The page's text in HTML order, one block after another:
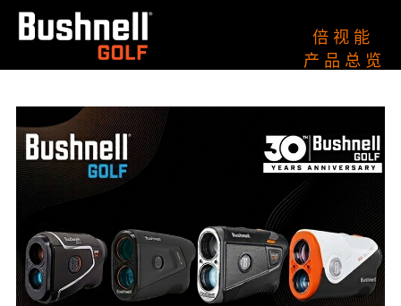
倍 视 能
产 品 总 览